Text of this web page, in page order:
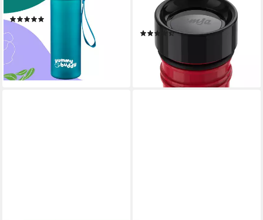
frei,Tritan,spülmaschinengeeignet,lebensmittelecht,robust
14,90 €
-50%
lieferbar - in 3-4 Werktagen bei dir
Press Deckel, 360°
Trinkgenuss, 12h warm/24h
kühl
(143)
38,25 €
lieferbar - in 2-3 Werktagen bei dir